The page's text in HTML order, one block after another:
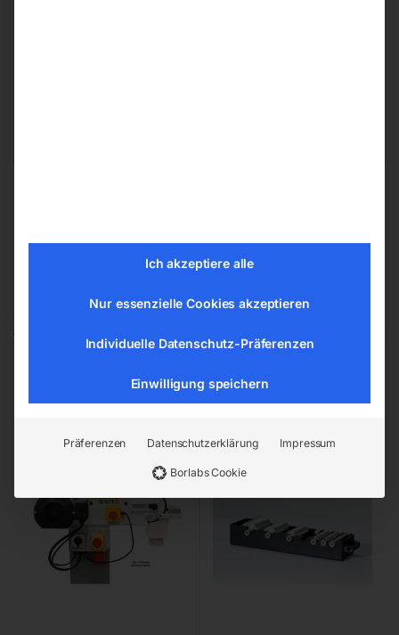
Ähnliche Produkte
Ich akzeptiere alle
Nur essenzielle Cookies akzeptieren
Individuelle Datenschutz-Präferenzen
Einwilligung speichern
Präferenzen Datenschutzerklärung Impressum
Borlabs Cookie